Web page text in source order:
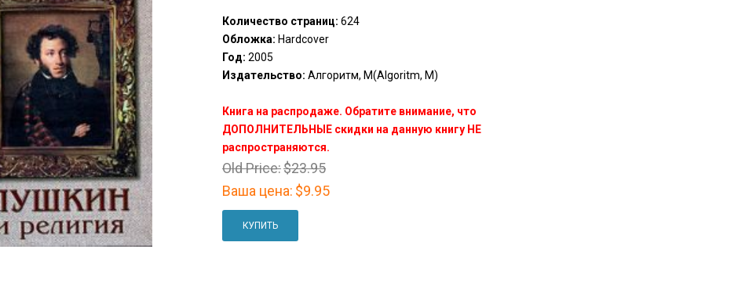
Количество страниц: 624
Обложка: Hardcover
Год: 2005
Издательство: Алгоритм, М(Algoritm, M)
Книга на распродаже. Обратите внимание, что
ДОПОЛНИТЕЛЬНЫЕ скидки на данную книгу НЕ
распространяются.
Old Price:$23.95
Ваша цена: $9.95
КУПИТЬ